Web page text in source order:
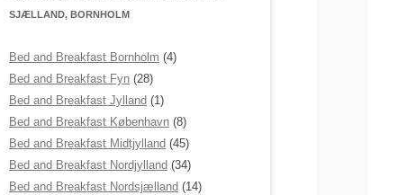
SJÆLLAND, BORNHOLM
Bed and Breakfast Bornholm (4)
Bed and Breakfast Fyn (28)
Bed and Breakfast Jylland (1)
Bed and Breakfast København (8)
Bed and Breakfast Midtjylland (45)
Bed and Breakfast Nordjylland (34)
Bed and Breakfast Nordsjælland (14)